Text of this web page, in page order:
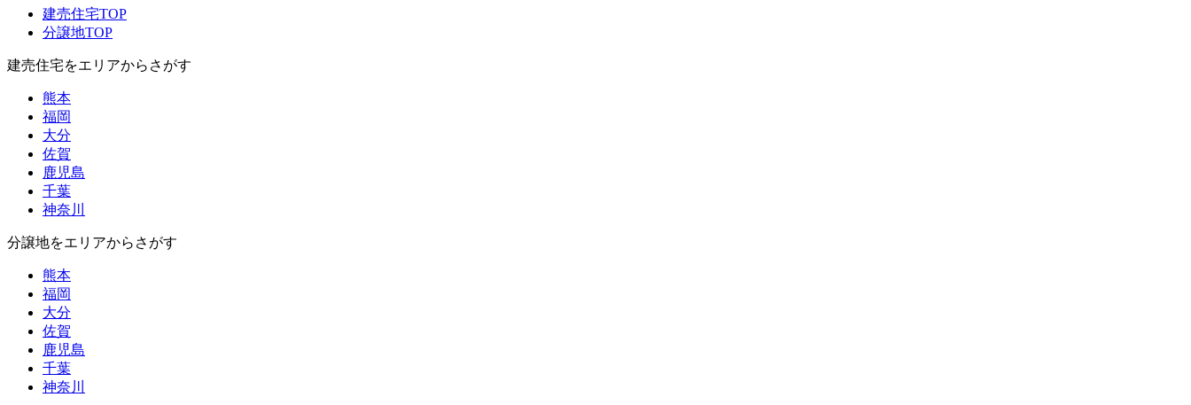
建売住宅TOP
分譲地TOP
建売住宅をエリアからさがす
熊本
福岡
大分
佐賀
鹿児島
千葉
神奈川
分譲地をエリアからさがす
熊本
福岡
大分
佐賀
鹿児島
千葉
神奈川